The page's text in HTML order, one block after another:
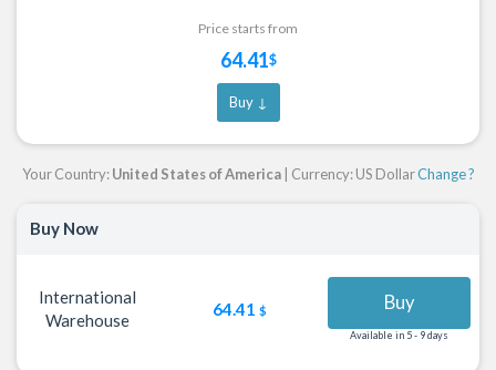
Price starts from
64.41$
Buy ↓
Your Country:United States of America| Currency: US DollarChange ?
Buy Now
International
Warehouse
64.41 $ Buy
Available in 5 - 9 days